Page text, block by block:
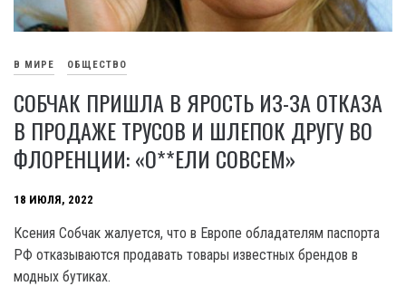
В МИРЕ ОБЩЕСТВО
СОБЧАК ПРИШЛА В ЯРОСТЬ ИЗ-ЗА ОТКАЗА
В ПРОДАЖЕ ТРУСОВ И ШЛЕПОК ДРУГУ ВО
ФЛОРЕНЦИИ: «О**ЕЛИ СОВСЕМ»
18 ИЮЛЯ, 2022
Ксения Собчак жалуется, что в Европе обладателям паспорта
РФ отказываются продавать товары известных брендов в
модных бутиках.